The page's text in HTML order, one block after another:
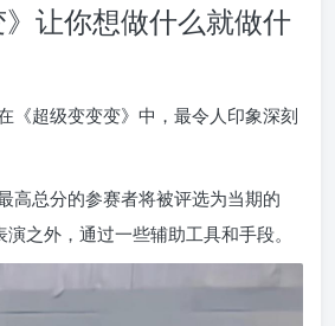
》让你想做什么就做什
《超级变变变》中，最令人印象深刻
高总分的参赛者将被评选为当期的
演之外，通过一些辅助工具和手段。